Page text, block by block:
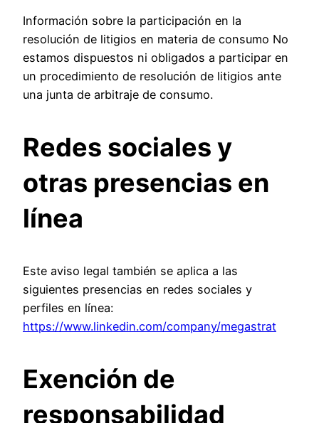
Información sobre la participación en la
resolución de litigios en materia de consumo No
estamos dispuestos ni obligados a participar en
un procedimiento de resolución de litigios ante
una junta de arbitraje de consumo.
Redes sociales y
otras presencias en
línea
Este aviso legal también se aplica a las
siguientes presencias en redes sociales y
perfiles en línea:
https://www.linkedin.com/company/megastrat
Exención de
responsabilidad